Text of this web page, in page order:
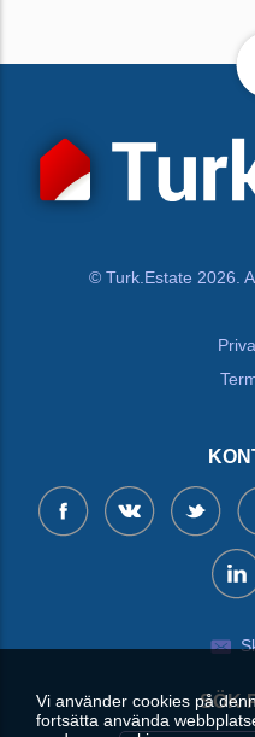
© Turk.Estate 2026.
SÖK
Vi använder cookies på
fortsätta använda